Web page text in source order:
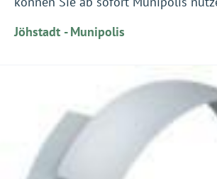
Jöhstadt - Munipolis